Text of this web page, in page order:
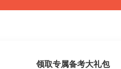
领取专属备考大礼包